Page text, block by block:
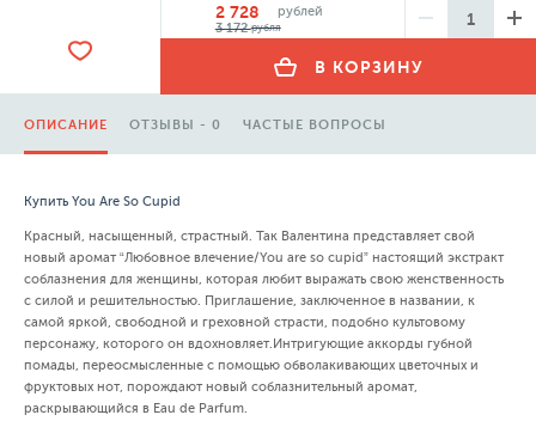
2 728
рублей
3 172рубля
В КОРЗИНУ
ОПИСАНИЕ ОТЗЫВЫ - 0 ЧАСТЫЕ ВОПРОСЫ
Купить You Are So Cupid
Красный, насыщенный, страстный. Так Валентина представляет свой
новый аромат “Любовное влечение/You are so cupid” настоящий экстракт
соблазнения для женщины, которая любит выражать свою женственность
с силой и решительностью. Приглашение, заключенное в названии, к
самой яркой, свободной и греховной страсти, подобно культовому
персонажу, которого он вдохновляет.Интригующие аккорды губной
помады, переосмысленные с помощью обволакивающих цветочных и
фруктовых нот, порождают новый соблазнительный аромат,
раскрывающийся в Eau de Parfum.